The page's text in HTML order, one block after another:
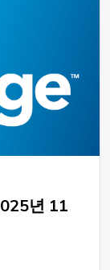
년 11